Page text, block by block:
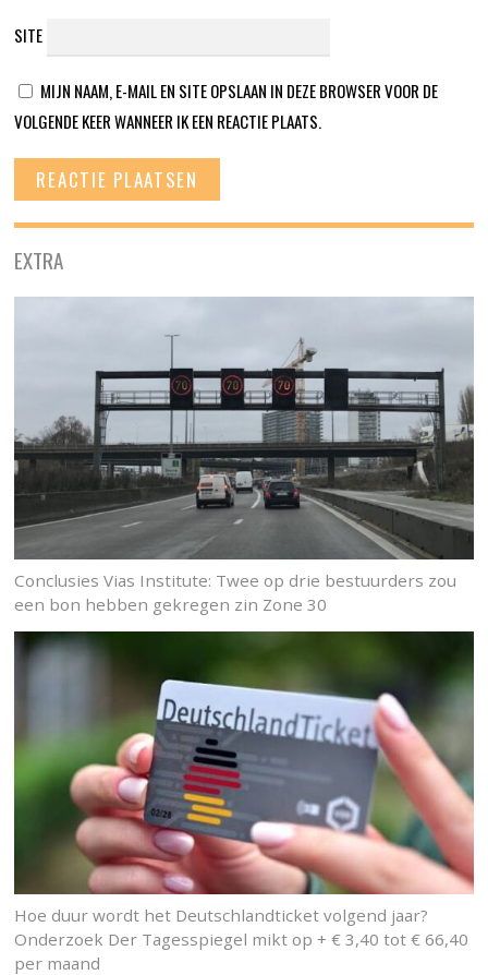
SITE
MIJN NAAM, E-MAIL EN SITE OPSLAAN IN DEZE BROWSER VOOR DE
VOLGENDE KEER WANNEER IK EEN REACTIE PLAATS.
EXTRA
Conclusies Vias Institute: Twee op drie bestuurders zou
een bon hebben gekregen zin Zone 30
Hoe duur wordt het Deutschlandticket volgend jaar?
Onderzoek Der Tagesspiegel mikt op + € 3,40 tot € 66,40
per maand